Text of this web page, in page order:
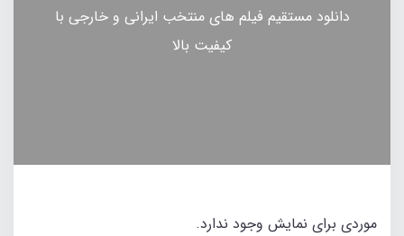
دانلود مستقیم فیلم های منتخب ایرانی و خارجی با
کیفیت بالا
موردی برای نمایش وجود ندارد.